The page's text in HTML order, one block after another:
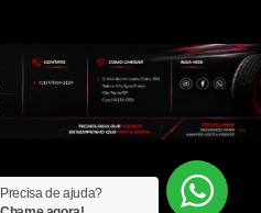
Precisa de ajuda?